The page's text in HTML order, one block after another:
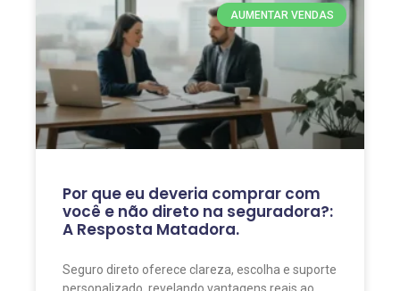
AUMENTAR VENDAS
Por que eu deveria comprar com
você e não direto na seguradora?:
A Resposta Matadora.
Seguro direto oferece clareza, escolha e suporte